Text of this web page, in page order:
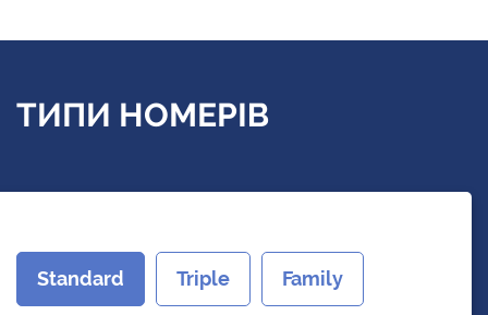
ТИПИ НОМЕРІВ
Standard Triple Family